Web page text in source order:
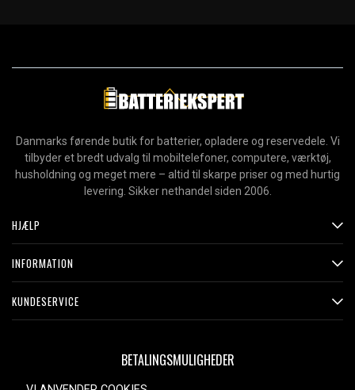
Danmarks førende butik for batterier, opladere og reservedele. Vi
tilbyder et bredt udvalg til mobiltelefoner, computere, værktøj,
husholdning og meget mere – altid til skarpe priser og med hurtig
levering. Sikker nethandel siden 2006.
HJÆLP
INFORMATION
KUNDESERVICE
BETALINGSMULIGHEDER